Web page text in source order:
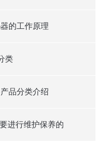
的工作原理
类
品分类介绍
进行维护保养的